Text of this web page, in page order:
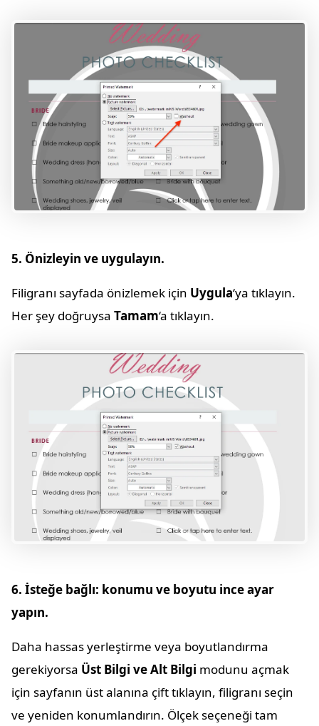
5. Önizleyin ve uygulayın.
Filigranı sayfada önizlemek için Uygula‘ya tıklayın.
Her şey doğruysa Tamam‘a tıklayın.
6. İsteğe bağlı: konumu ve boyutu ince ayar
yapın.
Daha hassas yerleştirme veya boyutlandırma
gerekiyorsa Üst Bilgi ve Alt Bilgi modunu açmak
için sayfanın üst alanına çift tıklayın, filigranı seçin
ve yeniden konumlandırın. Ölçek seçeneği tam